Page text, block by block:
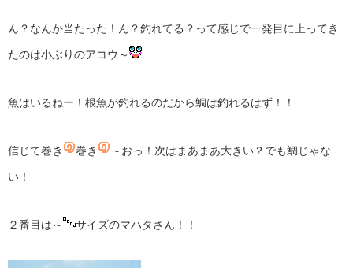
ん？なんか当たった！ん？釣れてる？って感じで一発目に上ってき
たのは小ぶりのアコウ～
魚はいるねー！根魚が釣れるのだから鯛は釣れるはず！！
信じて巻き 巻き ～おっ！次はまあまあ大きい？でも鯛じゃな
い！
２番目は～ サイズのマハタさん！！